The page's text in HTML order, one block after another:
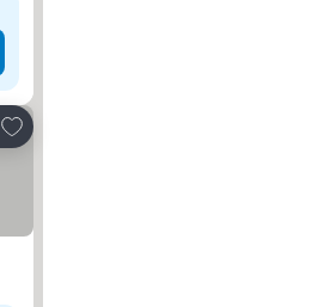
Přidat na seznam oblíbených hotelů